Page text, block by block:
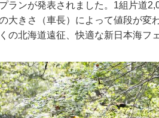
ランが発表されました。1組片道
大きさ（車長）によって値段が変
の北海道遠征、快適な新日本海フ